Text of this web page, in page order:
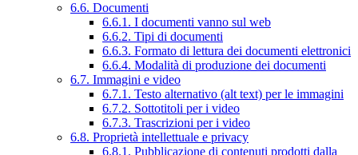
6.6. Documenti
6.6.1. I documenti vanno sul web
6.6.2. Tipi di documenti
6.6.3. Formato di lettura dei documenti elettronici
6.6.4. Modalità di produzione dei documenti
6.7. Immagini e video
6.7.1. Testo alternativo (alt text) per le immagini
6.7.2. Sottotitoli per i video
6.7.3. Trascrizioni per i video
6.8. Proprietà intellettuale e privacy
6.8.1. Pubblicazione di contenuti prodotti dalla